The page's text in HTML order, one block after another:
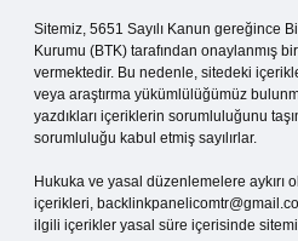
Sitemiz, 5651 Sayılı Kanun gereğince
Kurumu (BTK) tarafından onaylanmış
vermektedir. Bu nedenle, sitedeki
veya araştırma yükümlülüğümüz
yazdıkları içeriklerin sorumluluğunu
sorumluluğu kabul etmiş sayılırlar.
Hukuka ve yasal düzenlemelere aykırı
içerikleri,
ilgili içerikler yasal süre içerisinde